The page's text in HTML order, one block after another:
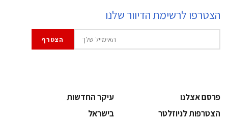
הצטרפו לרשימת הדיוור שלנו
פרסם אצלנו
עיקר החדשות
הצטרפות לניוזלטר
בישראל